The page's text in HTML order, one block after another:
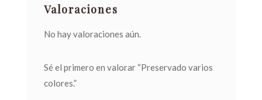
Valoraciones
No hay valoraciones aún.
Sé el primero en valorar “Preservado varios
colores.”